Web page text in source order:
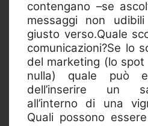
contengano –se
messaggi non
giusto verso.Quale
comunicazioni?Se lo
del marketing (lo
nulla) quale può
dell’inserire un
all’interno di una
Quali possono